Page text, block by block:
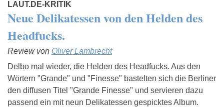
LAUT.DE-KRITIK
Neue Delikatessen von den Helden des
Headfucks.
Review von Oliver Lambrecht
Delbo mal wieder, die Helden des Headfucks. Aus den
Wörtern "Grande" und "Finesse" bastelten sich die Berliner
den diffusen Titel "Grande Finesse" und servieren dazu
passend ein mit neun Delikatessen gespicktes Album.